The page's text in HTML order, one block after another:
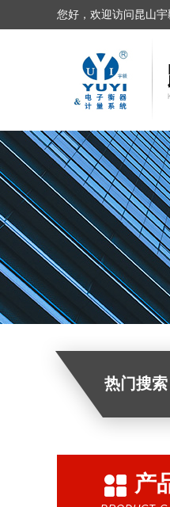
您好，欢迎访问昆山宇
热门搜索
产